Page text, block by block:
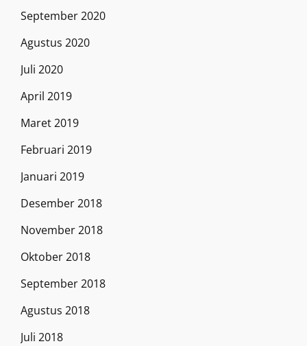
September 2020
Agustus 2020
Juli 2020
April 2019
Maret 2019
Februari 2019
Januari 2019
Desember 2018
November 2018
Oktober 2018
September 2018
Agustus 2018
Juli 2018